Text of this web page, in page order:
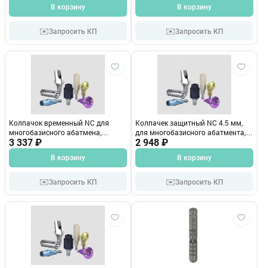
В корзину
✉️Запросить КП
В корзину
✉️Запросить КП
Колпачок временный NC для
многобазисного абатмена,
прямой 4,5мм 024.2342
3 337 ₽
В корзину
✉️Запросить КП
Колпачек защитный NC 4.5 мм,
для многобазисного абатмента,
прямой 024.2341-04
2 948 ₽
В корзину
✉️Запросить КП